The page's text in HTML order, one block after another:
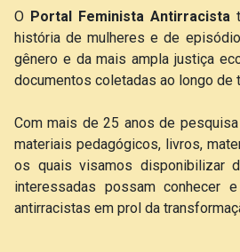
O Portal Feminista Antirracista
história de mulheres e de
gênero e da mais ampla justiça
documentos coletadas ao longo de
Com mais de 25 anos de
materiais pedagógicos, livros,
os quais visamos disponibilizar
interessadas possam conhecer
antirracistas em prol da